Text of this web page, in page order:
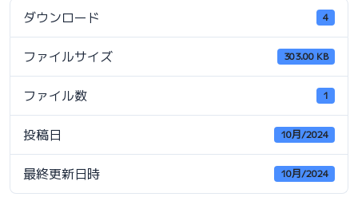
ダウンロード 4
ファイルサイズ 303.00 KB
ファイル数 1
投稿日 10月/2024
最終更新日時 10月/2024